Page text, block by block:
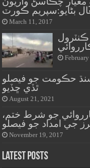
بڻايو:سپريم ڪورٽ
March 11, 2017
ڪنٽرول
حڪومت جو فيصلو
ٿڏي ڇڏيو
August 21, 2021
جو شرط ختم،
November 19, 2017
Latest Posts